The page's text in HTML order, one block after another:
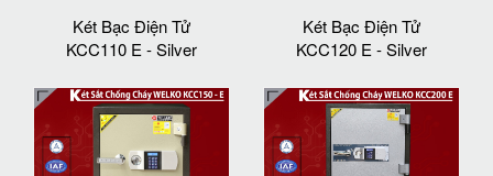
Két Bạc Điện Tử
KCC110 E - Silver
Két Bạc Điện Tử
KCC120 E - Silver